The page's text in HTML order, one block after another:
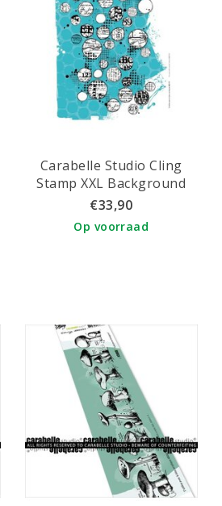
Carabelle Studio Cling
Stamp XXL Background
with circles
€33,90
Op voorraad